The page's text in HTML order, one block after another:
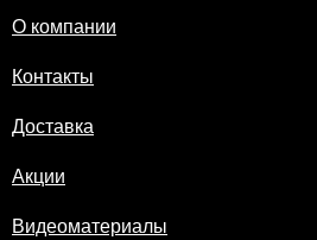
О компании
Контакты
Доставка
Акции
Видеоматериалы